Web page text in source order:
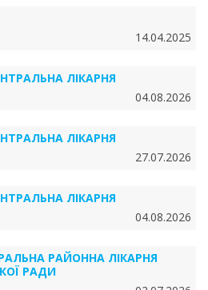
14.04.2025
ЛІКАРНЯ
04.08.2026
ЛІКАРНЯ
27.07.2026
ЛІКАРНЯ
04.08.2026
РАЙОННА ЛІКАРНЯ
РАДИ